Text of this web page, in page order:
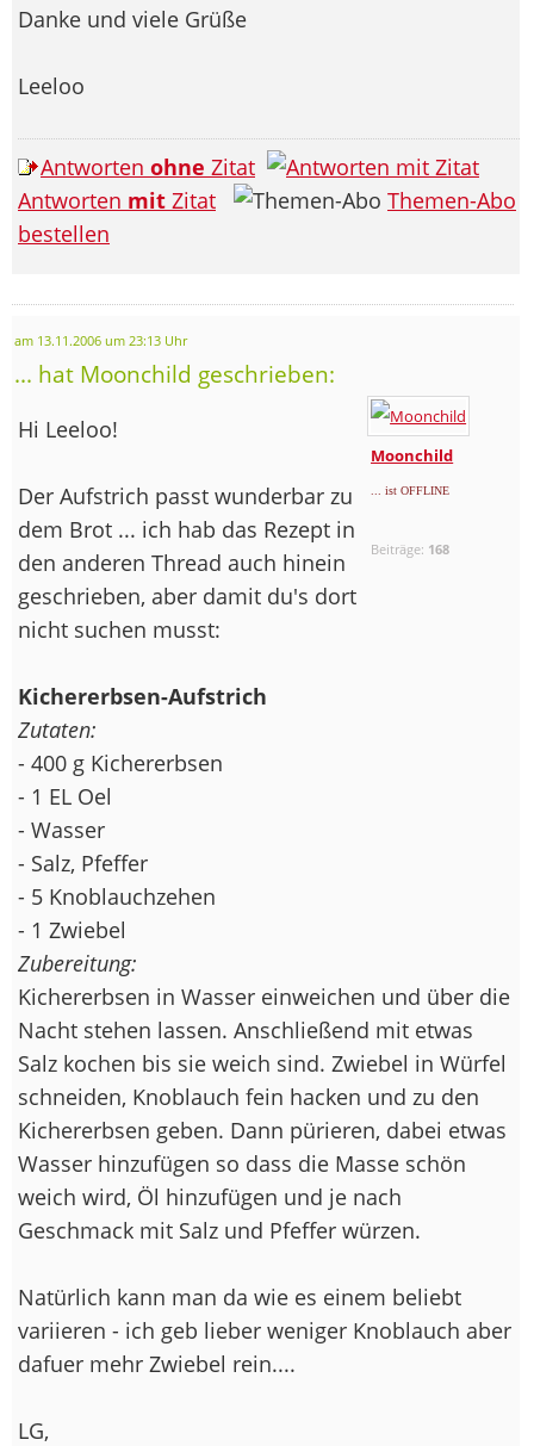
Danke und viele Grüße
Leeloo
Antworten ohne Zitat
Antworten mit Zitat
Themen-Abo
bestellen
am 13.11.2006 um 23:13 Uhr
... hat Moonchild geschrieben:
Moonchild
... ist OFFLINE
Beiträge: 168
Hi Leeloo!
Der Aufstrich passt wunderbar zu
dem Brot ... ich hab das Rezept in
den anderen Thread auch hinein
geschrieben, aber damit du's dort
nicht suchen musst:
Kichererbsen-Aufstrich
Zutaten:
- 400 g Kichererbsen
- 1 EL Oel
- Wasser
- Salz, Pfeffer
- 5 Knoblauchzehen
- 1 Zwiebel
Zubereitung:
Kichererbsen in Wasser einweichen und über die
Nacht stehen lassen. Anschließend mit etwas
Salz kochen bis sie weich sind. Zwiebel in Würfel
schneiden, Knoblauch fein hacken und zu den
Kichererbsen geben. Dann pürieren, dabei etwas
Wasser hinzufügen so dass die Masse schön
weich wird, Öl hinzufügen und je nach
Geschmack mit Salz und Pfeffer würzen.
Natürlich kann man da wie es einem beliebt
variieren - ich geb lieber weniger Knoblauch aber
dafuer mehr Zwiebel rein....
LG,